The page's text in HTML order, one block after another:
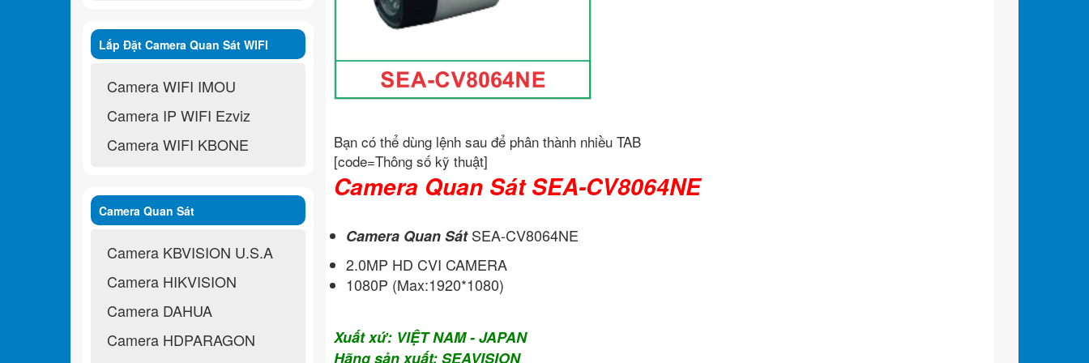
Bạn có thể dùng lệnh sau để phân thành nhiều TAB
[code=Thông số kỹ thuật]
Camera Quan Sát SEA-CV8064NE
Camera Quan SátSEA-CV8064NE
2.0MP HD CVI CAMERA
1080P (Max:1920*1080)
Xuất xứ: VIỆT NAM - JAPAN
Hãng sản xuất: SEAVISION
Lắp Đặt Camera Quan Sát WIFI
Không Dây
Camera WIFI IMOU
Camera IP WIFI Ezviz
Camera WIFI KBONE
Camera Quan Sát
Camera KBVISION U.S.A
Camera HIKVISION
Camera DAHUA
Camera HDPARAGON